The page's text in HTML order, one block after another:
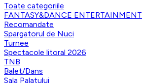
Toate categoriile
FANTASY&DANCE ENTERTAINMENT
Recomandate
Spargatorul de Nuci
Turnee
Spectacole litoral 2026
TNB
Balet/Dans
Sala Palatului